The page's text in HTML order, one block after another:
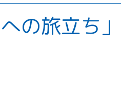
の旅立ち」